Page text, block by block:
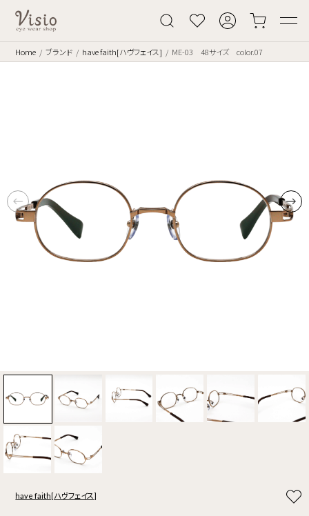
Home ブランド have faith[ハヴフェイス] ME-03 48サイズ color.07
have faith[ハヴフェイス]